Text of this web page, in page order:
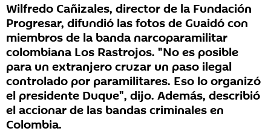
Wilfredo Cañizales, director de la Fundación
Progresar, difundió las fotos de Guaidó con
miembros de la banda narcoparamilitar
colombiana Los Rastrojos. "No es posible
para un extranjero cruzar un paso ilegal
controlado por paramilitares. Eso lo organizó
el presidente Duque", dijo. Además, describió
el accionar de las bandas criminales en
Colombia.